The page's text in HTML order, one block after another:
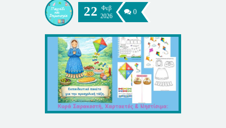
22
Φεβ
2026
0